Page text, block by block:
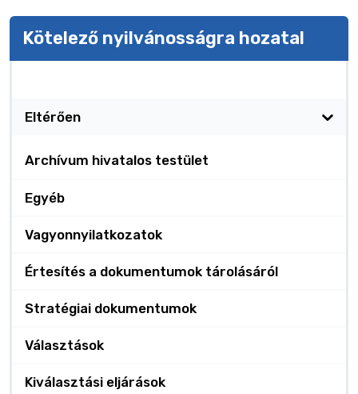
Kötelező nyilvánosságra hozatal
Eltérően
Archívum hivatalos testület
Egyéb
Vagyonnyilatkozatok
Értesítés a dokumentumok tárolásáról
Stratégiai dokumentumok
Választások
Kiválasztási eljárások